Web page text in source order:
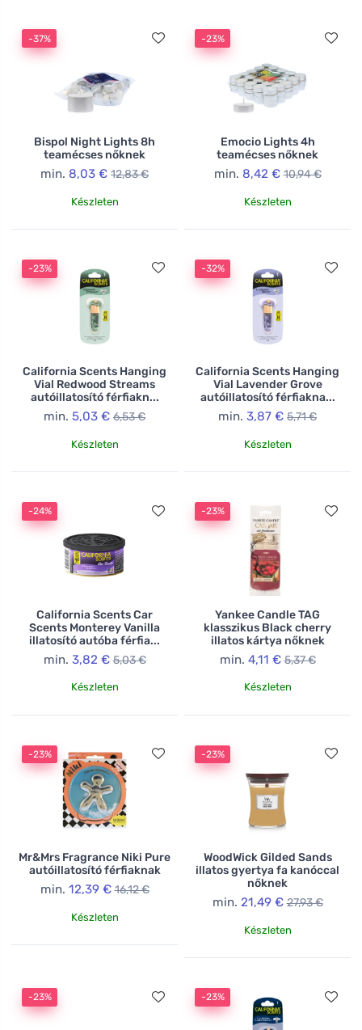
-37%
Bispol Night Lights 8h
teamécses nőknek
min. 8,03 € 12,83 €
Készleten
-23%
Emocio Lights 4h
teamécses nőknek
min. 8,42 € 10,94 €
Készleten
-23%
California Scents Hanging
Vial Redwood Streams
autóillatosító férfiakn...
min. 5,03 € 6,53 €
Készleten
-32%
California Scents Hanging
Vial Lavender Grove
autóillatosító férfiakna...
min. 3,87 € 5,71 €
Készleten
-24%
California Scents Car
Scents Monterey Vanilla
illatosító autóba férfia...
min. 3,82 € 5,03 €
Készleten
-23%
Yankee Candle TAG
klasszikus Black cherry
illatos kártya nőknek
min. 4,11 € 5,37 €
Készleten
-23%
Mr&Mrs Fragrance Niki Pure
autóillatosító férfiaknak
min. 12,39 € 16,12 €
Készleten
-23%
WoodWick Gilded Sands
illatos gyertya fa kanóccal
nőknek
min. 21,49 € 27,93 €
Készleten
-23% -23%